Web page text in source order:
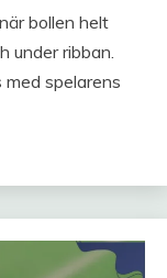
bollen helt
under ribban.
spelarens